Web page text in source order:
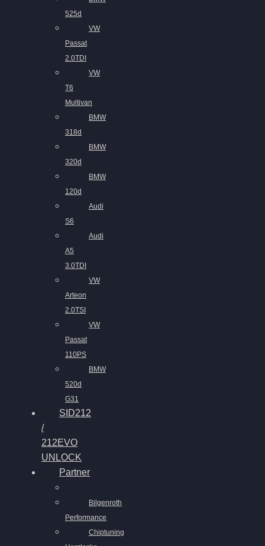
525d
VW
Passat
2.0TDI
VW
T6
Multivan
BMW
318d
BMW
320d
BMW
120d
Audi
S6
Audi
A5
3.0TDI
VW
Arteon
2.0TSI
VW
Passat
110PS
BMW
520d
G31
SID212
/
212EVO
UNLOCK
Partner
Bilgenroth
Performance
Chiptuning